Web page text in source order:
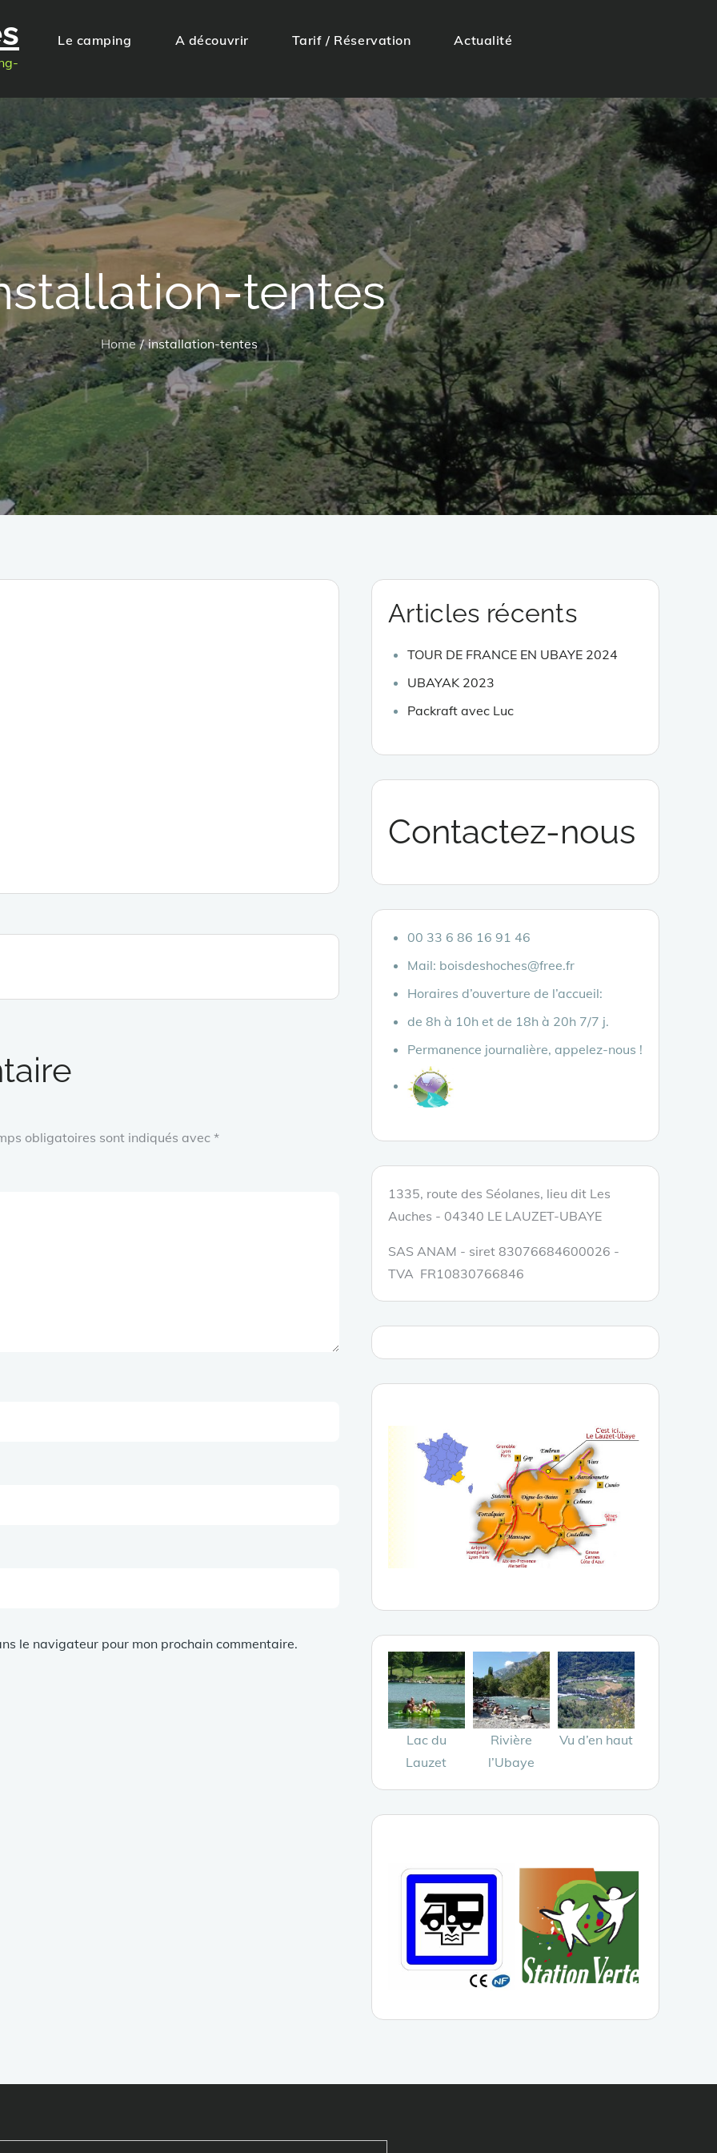
Le camping A découvrir Tarif / Réservation Actualité
tentes
Home installation-tentes
obligatoires sont indiqués avec *
le navigateur pour mon prochain commentaire.
Articles récents
TOUR DE FRANCE EN UBAYE 2024
UBAYAK 2023
Packraft avec Luc
Contactez-nous
00 33 6 86 16 91 46
Mail: boisdeshoches@free.fr
Horaires d’ouverture de l’accueil:
de 8h à 10h et de 18h à 20h 7/7 j.
Permanence journalière, appelez-nous !
1335, route des Séolanes, lieu dit Les
Auches - 04340 LE LAUZET-UBAYE
SAS ANAM - siret 83076684600026 -
TVA FR10830766846
Lac du
Lauzet
Rivière
l’Ubaye
Vu d’en haut